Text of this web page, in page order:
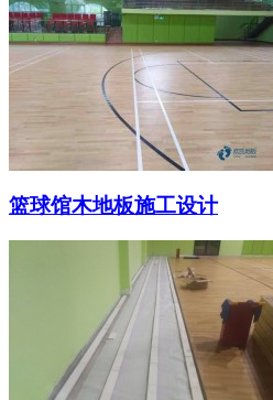
篮球馆木地板施工设计